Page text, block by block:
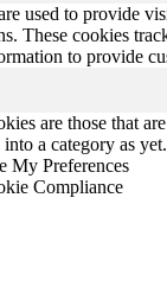
used to provide
These cookies
to provide
are those that
a category as yet.
My Preferences
Compliance